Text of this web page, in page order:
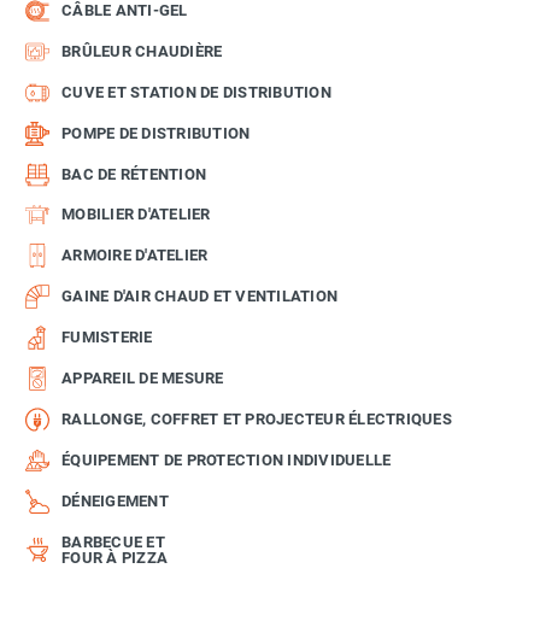
CÂBLE ANTI-GEL
BRÛLEUR CHAUDIÈRE
CUVE ET STATION DE DISTRIBUTION
POMPE DE DISTRIBUTION
BAC DE RÉTENTION
MOBILIER D'ATELIER
ARMOIRE D'ATELIER
GAINE D'AIR CHAUD ET VENTILATION
FUMISTERIE
APPAREIL DE MESURE
RALLONGE, COFFRET ET PROJECTEUR ÉLECTRIQUES
ÉQUIPEMENT DE PROTECTION INDIVIDUELLE
DÉNEIGEMENT
BARBECUE ET
FOUR À PIZZA